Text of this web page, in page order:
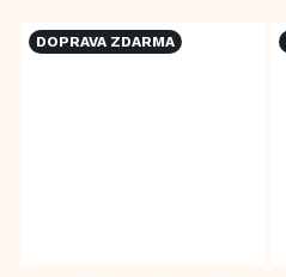
DOPRAVA ZDARMA